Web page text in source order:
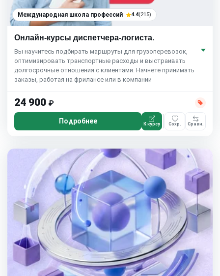
Международная школа профессий 4.4(215)
Онлайн-курсы диспетчера-логиста.
Вы научитесь подбирать маршруты для грузоперевозок,
оптимизировать транспортные расходы и выстраивать
долгосрочные отношения с клиентами. Начнете принимать
заказы, работая на фрилансе или в компании
24 900 ₽
Подробнее К курсу Сохр. Сравн.